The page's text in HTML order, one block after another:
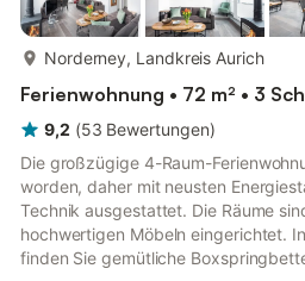
Norderney, Landkreis Aurich
Ferienwohnung • 72 m² • 3
9,2 (53 Bewertungen)
Die großzügige 4-Raum-
worden, daher mit neusten
Technik ausgestattet. Die Räume
hochwertigen Möbeln eingerichtet.
finden Sie gemütliche